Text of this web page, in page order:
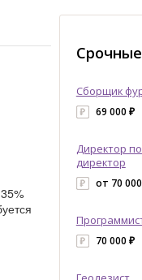
Сборщик
69 000 ₽
Директор
директор
от 70
70 000 ₽